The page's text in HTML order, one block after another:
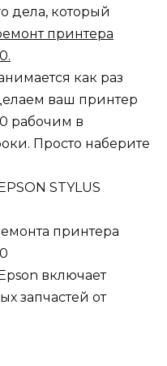
дела, который
принтера
как раз
ваш принтер
рабочим в
Просто наберите
STYLUS
принтера
включает
запчастей от